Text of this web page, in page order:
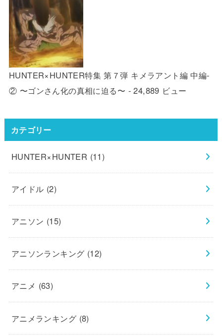
HUNTER×HUNTER特集 第７弾 キメラアント編 中編-
② 〜ゴンさん化の真相に迫る〜 - 24,889 ビュー
カテゴリー
HUNTER×HUNTER (11)
アイドル (2)
アニソン (15)
アニソンランキング (12)
アニメ (63)
アニメランキング (8)